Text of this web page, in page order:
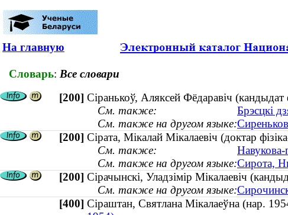
На главную
Словарь: Все словари
[200] Сіранькоў, Аляксей Фёдаравіч (кандыдат
См. также:
Брэсцкі
См. также на другом языке:
[200] Сірата, Мікалай Мікалаевіч (доктар
См. также:
См. также на другом языке:Сирота,
[200] Сірачынскі, Уладзімір Мікалаевіч
См. также на другом языке:
[400] Сіраштан, Святлана Мікалаеўна (нар.